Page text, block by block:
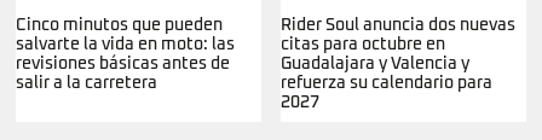
Cinco minutos que pueden
salvarte la vida en moto: las
revisiones básicas antes de
salir a la carretera
Rider Soul anuncia dos nuevas
citas para octubre en
Guadalajara y Valencia y
refuerza su calendario para
2027